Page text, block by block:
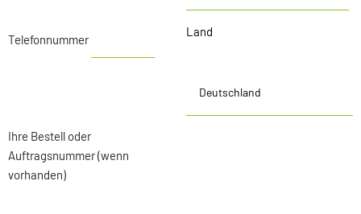
Telefonnummer
Land
Ihre Bestell oder
Auftragsnummer (wenn
vorhanden)